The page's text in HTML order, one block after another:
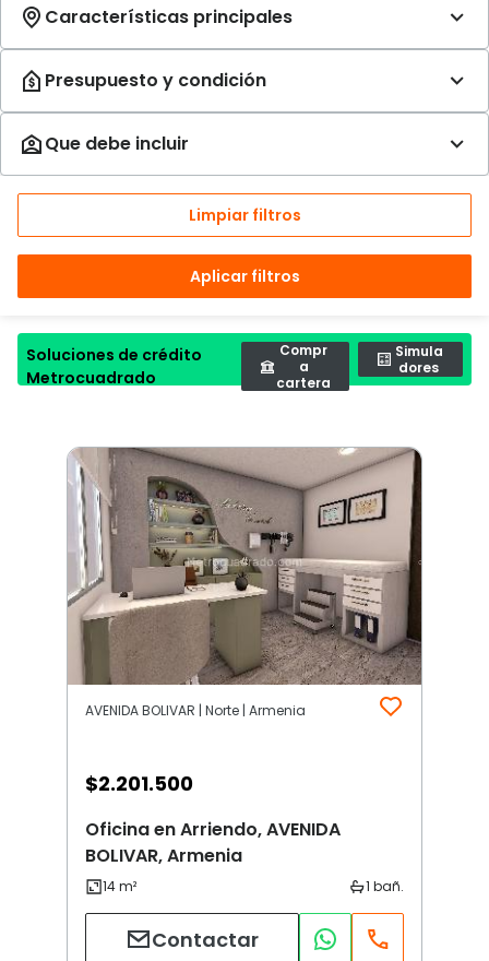
Limpiar filtros
Aplicar filtros
Soluciones de crédito
Metrocuadrado
Compr
a
cartera
Simula
dores
AVENIDA BOLIVAR | Norte | Armenia
$2.201.500
Oficina en Arriendo, AVENIDA
BOLIVAR, Armenia
Contactar